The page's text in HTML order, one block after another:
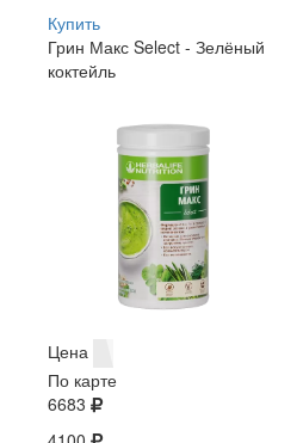
Купить
Грин Макс Select - Зелёный
коктейль
Цена
По карте
6683